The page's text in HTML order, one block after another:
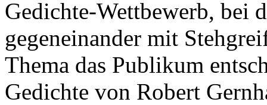
Gedichte-Wettbewerb, bei
gegeneinander mit
Thema das Publikum
Gedichte von Robert